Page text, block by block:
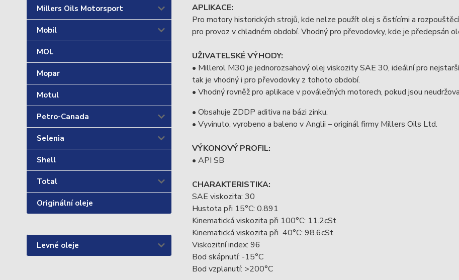
Millers Oils Motorsport
Mobil
MOL
Mopar
Motul
Petro-Canada
Selenia
Shell
Total
Originální oleje
Levné oleje
APLIKACE:
Pro motory historických strojů, kde nelze použít olej s čistícími a
pro provoz v chladném období. Vhodný pro převodovky, kde je předepsán
UŽIVATELSKÉ VÝHODY:
• Millerol M30 je jednorozsahový olej viskozity SAE 30, ideální pro
tak je vhodný i pro převodovky z tohoto období.
• Vhodný rovněž pro aplikace v poválečných motorech, pokud jsou
• Obsahuje ZDDP aditiva na bázi zinku.
• Vyvinuto, vyrobeno a baleno v Anglii – originál firmy Millers Oils Ltd.
VÝKONOVÝ PROFIL:
• API SB
CHARAKTERISTIKA:
SAE viskozita: 30
Hustota při 15°C: 0.891
Kinematická viskozita při 100°C: 11.2cSt
Kinematická viskozita při 40°C: 98.6cSt
Viskozitní index: 96
Bod skápnutí: -15°C
Bod vzplanutí: >200°C